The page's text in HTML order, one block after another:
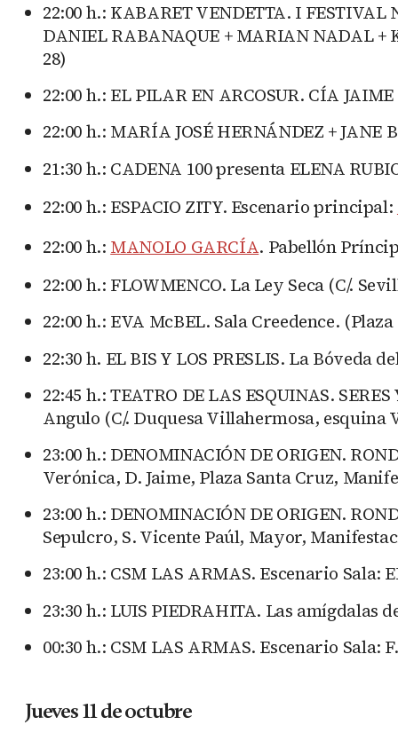
22:00 h.: KABARET VENDETTA. I FESTIVAL
DANIEL RABANAQUE + MARIAN NADAL +
28)
22:00 h.: EL PILAR EN ARCOSUR. CÍA
22:00 h.: MARÍA JOSÉ HERNÁNDEZ + JANE
21:30 h.: CADENA 100 presenta ELENA
22:00 h.: ESPACIO ZITY. Escenario principal:
22:00 h.: MANOLO GARCÍA. Pabellón
22:00 h.: FLOWMENCO. La Ley Seca (C/.
22:00 h.: EVA McBEL. Sala Creedence.
22:30 h. EL BIS Y LOS PRESLIS. La Bóveda
22:45 h.: TEATRO DE LAS ESQUINAS.
Angulo (C/. Duquesa Villahermosa, esquina
23:00 h.: DENOMINACIÓN DE ORIGEN.
Verónica, D. Jaime, Plaza Santa Cruz,
23:00 h.: DENOMINACIÓN DE ORIGEN.
Sepulcro, S. Vicente Paúl, Mayor,
23:00 h.: CSM LAS ARMAS. Escenario Sala:
23:30 h.: LUIS PIEDRAHITA. Las
00:30 h.: CSM LAS ARMAS. Escenario Sala:
Jueves 11 de octubre